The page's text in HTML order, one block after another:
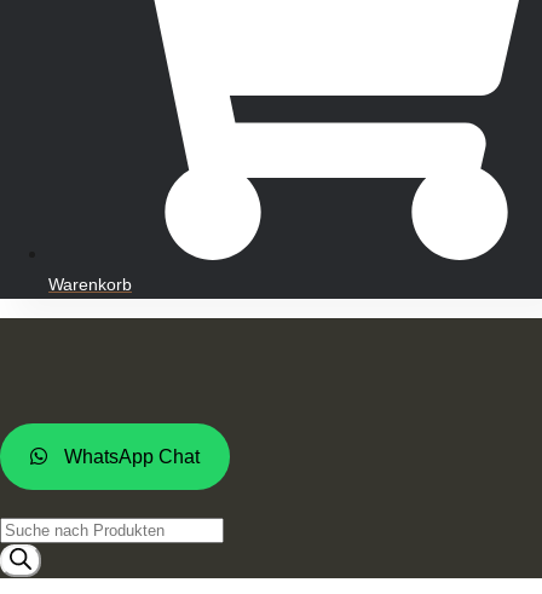
Warenkorb
WhatsApp Chat
Products
search